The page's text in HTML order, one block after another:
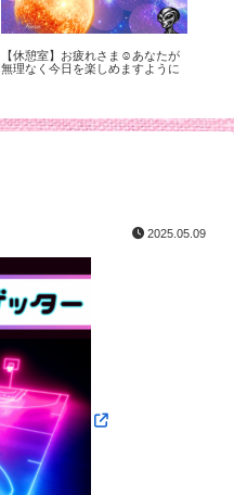
【休憩室】お疲れさま☺︎あなたが
無理なく今日を楽しめますように
2025.05.09